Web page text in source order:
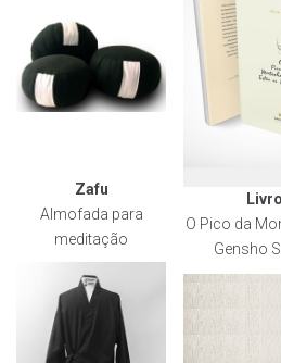
Zafu
Almofada para
meditação
Livro
O Pico da
Gensho